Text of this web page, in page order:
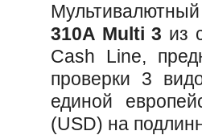
310A Multi 3 из
Cash Line,
проверки 3
единой
(USD) на